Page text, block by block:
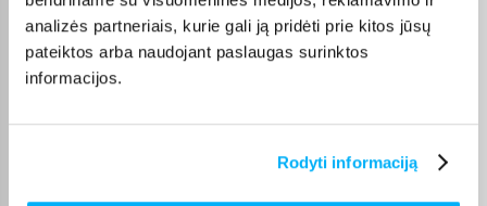
analizės partneriais, kurie gali ją pridėti prie kitos jūsų
pateiktos arba naudojant paslaugas surinktos
informacijos.
Rodyti informaciją
JOKŪBAS V.